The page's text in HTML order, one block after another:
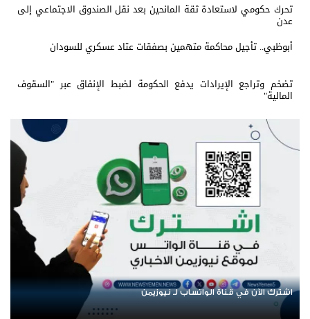
تحرك حكومي لاستعادة ثقة المانحين بعد نقل الصندوق الاجتماعي إلى
عدن
أبوظبي.. تأجيل محاكمة متهمين بصفقات عتاد عسكري للسودان
تضخم وتراجع الإيرادات يدفع الحكومة لضبط الإنفاق عبر "السقوف
المالية"
عودة الرحلات الدولية إلى لـ نيوزيمن